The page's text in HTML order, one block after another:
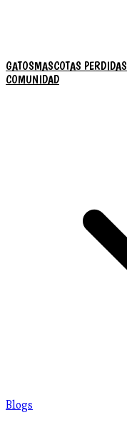
GATOSMASCOTAS PERDIDAS
COMUNIDAD
Blogs